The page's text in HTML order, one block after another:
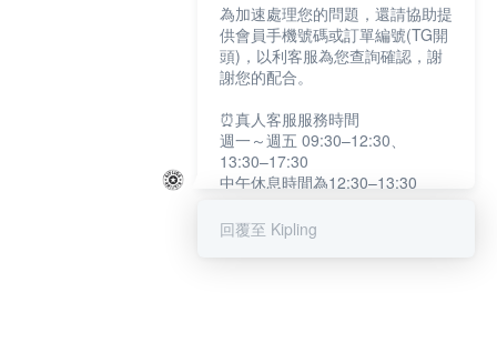
為加速處理您的問題，還請協助提
供會員手機號碼或訂單編號(TG開
頭)，以利客服為您查詢確認，謝
謝您的配合。
⏰真人客服服務時間
週一～週五 09:30–12:30、
13:30–17:30
中午休息時間為12:30–13:30
提醒您：系統會自動已讀訊息，如
回覆至 Kipling